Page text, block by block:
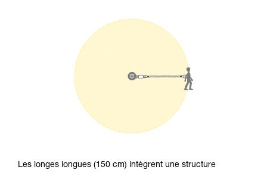
Les longes longues (150 cm) intègrent une structure